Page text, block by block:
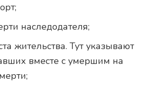
наследодателя;
жительства. Тут указывают
вместе с умершим на